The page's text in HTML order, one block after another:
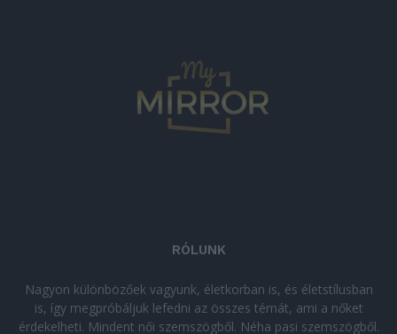
RÓLUNK
Nagyon különbözőek vagyunk, életkorban is, és életstílusban
is, így megpróbáljuk lefedni az összes témát, ami a nőket
érdekelheti. Mindent női szemszögből. Néha pasi szemszögből.